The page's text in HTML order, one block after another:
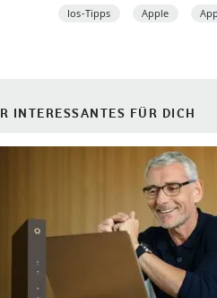
Ios-Tipps Apple
INTERESSANTES FÜR DICH